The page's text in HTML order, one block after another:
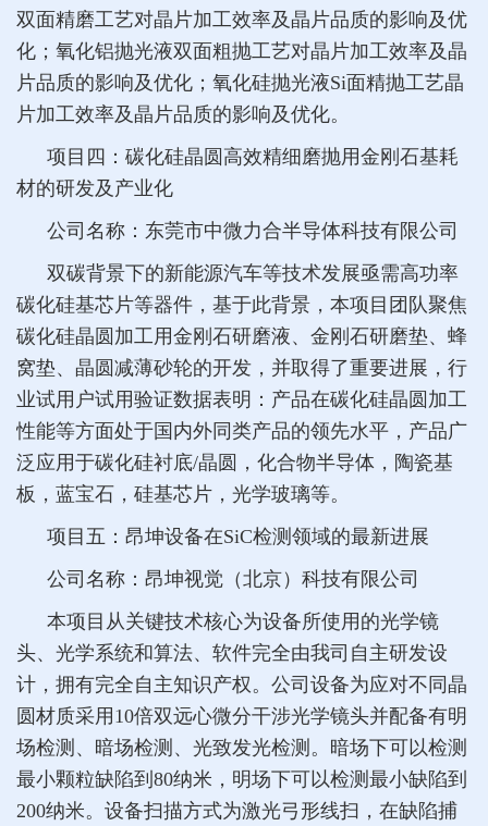
双面精磨工艺对晶片加工效率及晶片品质的影响及优
化；氧化铝抛光液双面粗抛工艺对晶片加工效率及晶
片品质的影响及优化；氧化硅抛光液Si面精抛工艺晶
片加工效率及晶片品质的影响及优化。
项目四 ：碳化硅晶圆高效精细磨抛用金刚石基耗
材的研发及产业化
公司名称：东莞市中微力合半导体科技有限公司
双碳背景下的新能源汽车等技术发展亟需高功率
碳化硅基芯片等器件，基于此背景，本项目团队聚焦
碳化硅晶圆加工用金刚石研磨液、金刚石研磨垫、蜂
窝垫、晶圆减薄砂轮的开发，并取得了重要进展，行
业试用户试用验证数据表明：产品在碳化硅晶圆加工
性能等方面处于国内外同类产品的领先水平，产品广
泛应用于碳化硅衬底/晶圆，化合物半导体，陶瓷基
板，蓝宝石，硅基芯片，光学玻璃等。
项目五 ：昂坤设备在SiC检测领域的最新进展
公司名称：昂坤视觉（北京）科技有限公司
本项目从关键技术核心为设备所使用的光学镜
头、光学系统和算法、软件完全由我司自主研发设
计，拥有完全自主知识产权。公司设备为应对不同晶
圆材质采用10倍双远心微分干涉光学镜头并配备有明
场检测、暗场检测、光致发光检测。暗场下可以检测
最小颗粒缺陷到80纳米，明场下可以检测最小缺陷到
200纳米。设备扫描方式为激光弓形线扫，在缺陷捕